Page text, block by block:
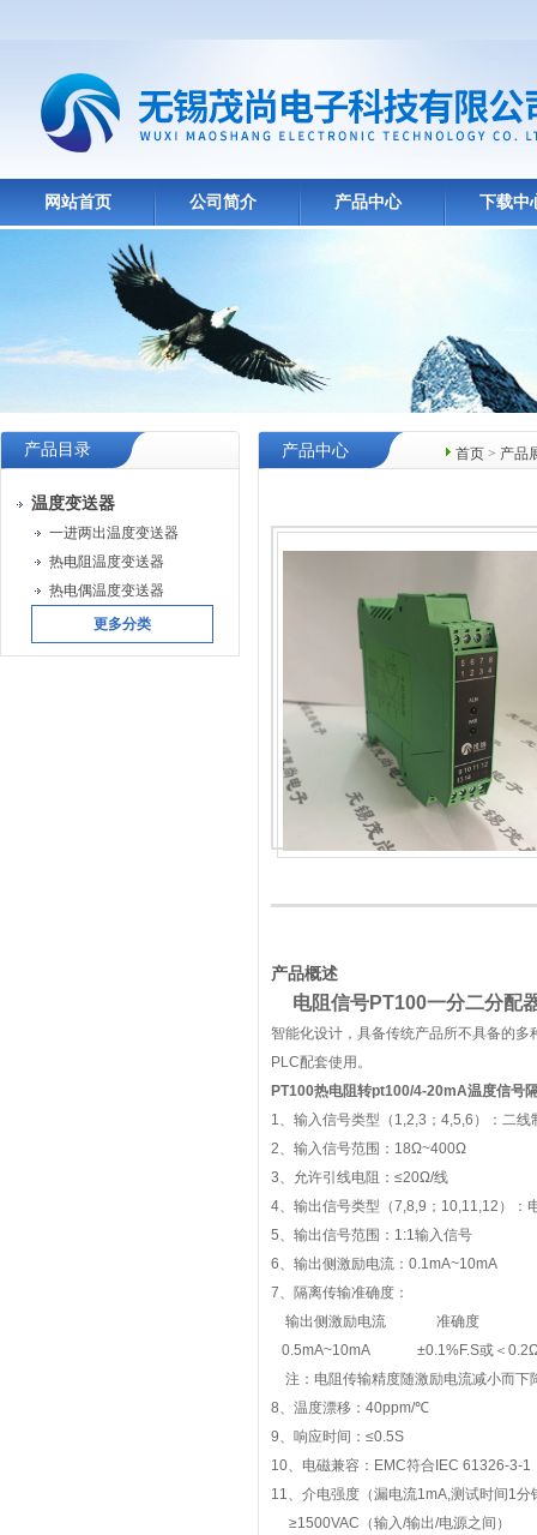
网站首页 公司简介 产品中心 下载中
产品目录
温度变送器
一进两出温度变送器
热电阻温度变送器
热电偶温度变送器
更多分类
首页 > 产品
产品中心
产品概述
电阻信号PT100一分二分配
智能化设计，具备传统产品所不具备的
PLC配套使用。
PT100热电阻转pt100/4-20mA温度信号
1、输入信号类型（1,2,3；4,5,6）：二线
2、输入信号范围：18Ω~400Ω
3、允许引线电阻：≤20Ω/线
4、输出信号类型（7,8,9；10,11,12）：
5、输出信号范围：1:1输入信号
6、输出侧激励电流：0.1mA~10mA
7、隔离传输准确度：
输出侧激励电流 准确度
0.5mA~10mA ±0.1%F.S或＜0.2Ω
注：电阻传输精度随激励电流减小而下
8、温度漂移：40ppm/℃
9、响应时间：≤0.5S
10、电磁兼容：EMC符合IEC 61326-3-1
11、介电强度（漏电流1mA,测试时间1分
≥1500VAC（输入/输出/电源之间）